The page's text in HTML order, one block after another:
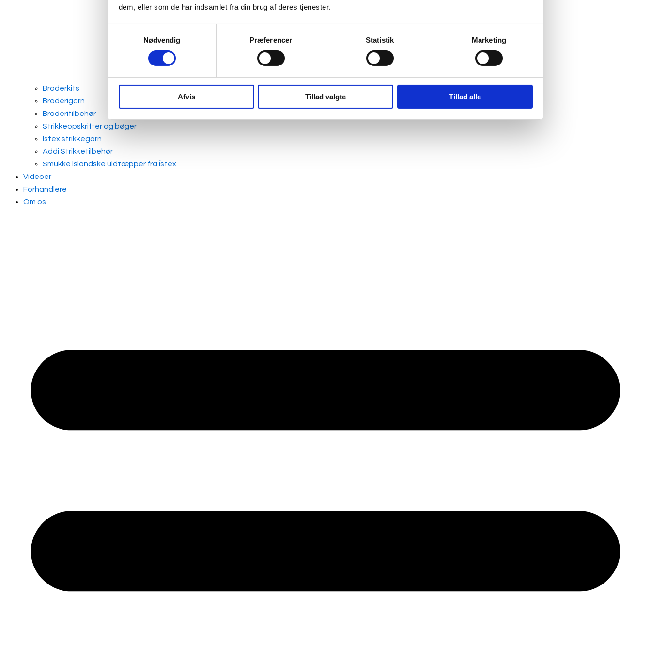
dem, eller som de har indsamlet fra din brug af deres tjenester.
Nødvendig
Præferencer Statistik Marketing
Afvis Tillad valgte Tillad alle
Broderkits
Broderigarn
Broderitilbehør
Strikkeopskrifter og bøger
Istex strikkegarn
Addi Strikketilbehør
Smukke islandske uldtæpper fra Ístex
Videoer
Forhandlere
Om os